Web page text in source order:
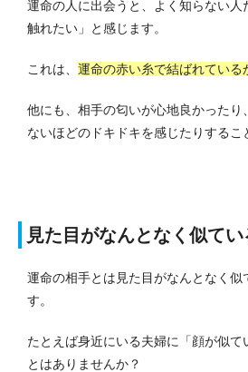
運命の人に出会うと、よく知らない人
触れたい」と感じます。
これは、 運命の赤い糸で結ばれている
他にも、相手の匂いが心地良かったり
ないほどのドキドキを感じたりするこ
見た目がなんとなく似て
運命の相手とは見た目がなんとなく似
す。
たとえば身近にいる夫婦に「顔が似て
とはありませんか？